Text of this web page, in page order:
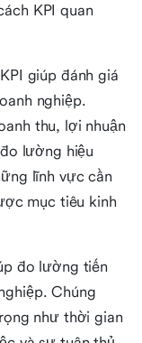
KPI quan
giúp đánh giá
nghiệp.
thu, lợi nhuận
lường hiệu
lĩnh vực cần
mục tiêu kinh
đo lường tiến
Chúng
như thời gian